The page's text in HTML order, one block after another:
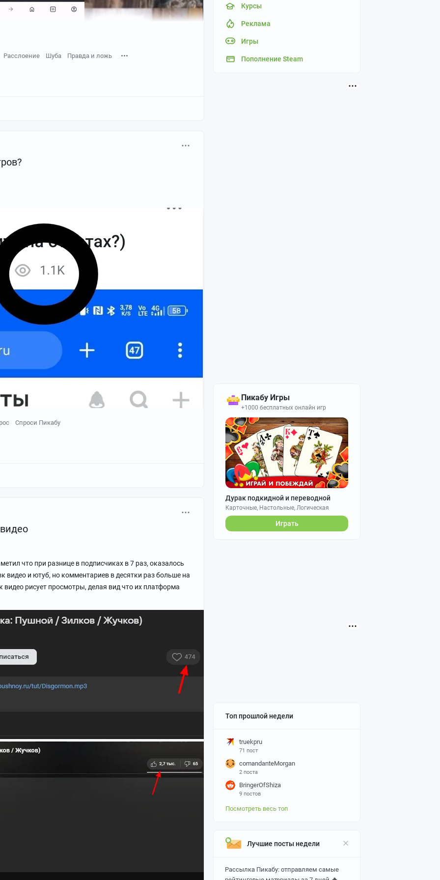
Курсы
Реклама
Игры
Пополнение Steam
Пикабу Игры
+1000 бесплатных онлайн игр
Дурак подкидной и переводной
Карточные, Настольные, Логическая
Играть
Топ прошлой недели
truekpru
71 пост
comandanteMorgan
2 поста
BringerOfShiza
9 постов
Посмотреть весь топ
Лучшие посты недели
Рассылка Пикабу: отправляем самые
постом и двумя другими обусловлена комплексом
алгоритмами и психологией аудитории. Вот
vs. текстовый контент**
картинки, которые сразу вызывают эмоции
как ваш пост содержал ссылки на новости.
социальные проблемы (расслоение, политика),
пост сфокусирован на локальном событии
избегает.
отклик, что запустило сетевой эффект.
успел набрать начальный импульс и остался
в менее удачное время или «потеряться»
просмотров, чем оригиналы, особенно если они не
утверждений. Алгоритм мог не продвигать
Если аудитория не знает источники или
снижает вовлечённость.
скриншоты новостей с выделенными ключевыми
Расслоение Шуба Правда и ложь
Спроси Пикабу
что при разнице в подписчиках в 7 раз, оказалось
видео и ютуб, но комментариев в десятки раз больше на
рисует просмотры, делая вид что их платформа